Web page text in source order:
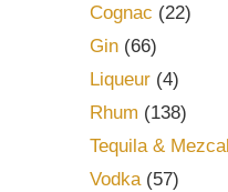
Cognac (22)
Gin (66)
Liqueur (4)
Rhum (138)
Tequila & Mezcal
Vodka(57)